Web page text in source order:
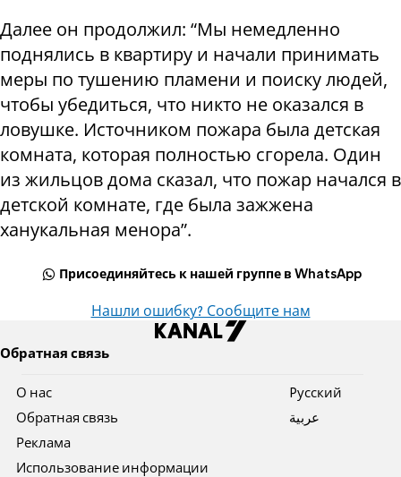
Далее он продолжил: “Мы немедленно
поднялись в квартиру и начали принимать
меры по тушению пламени и поиску людей,
чтобы убедиться, что никто не оказался в
ловушке. Источником пожара была детская
комната, которая полностью сгорела. Один
из жильцов дома сказал, что пожар начался в
детской комнате, где была зажжена
ханукальная менора”.
Присоединяйтесь к нашей группе в WhatsApp
Нашли ошибку? Сообщите нам
Обратная связь
О нас
Обратная связь
Реклама
Использование информации
Pусский
عربية